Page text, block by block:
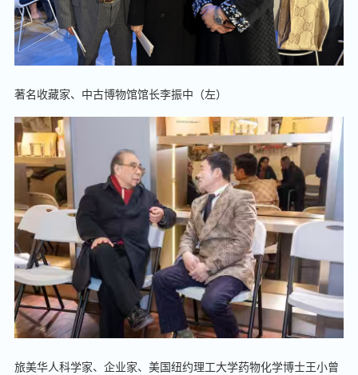
著名收藏家、中古博物馆馆长李振中（左）
旅美华人科学家、企业家、美国纽约理工大学药物化学博士王小曾